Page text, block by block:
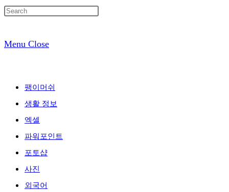
Menu Close
팽이머쉬
생활 정보
엑셀
파워포인트
포토샵
사진
외국어